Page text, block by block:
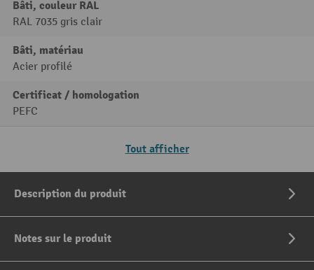
Bâti, couleur RAL
RAL 7035 gris clair
Bâti, matériau
Acier profilé
Certificat / homologation
PEFC
Tout afficher
Description du produit
Notes sur le produit